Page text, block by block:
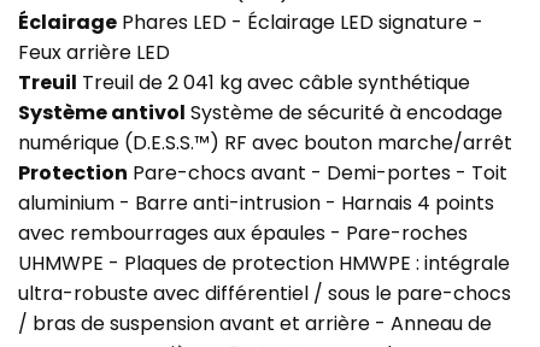
Éclairage Phares LED - Éclairage LED signature -
Feux arrière LED
Treuil Treuil de 2 041 kg avec câble synthétique
Système antivol Système de sécurité à encodage
numérique (D.E.S.S.™) RF avec bouton marche/arrêt
Protection Pare-chocs avant - Demi-portes - Toit
aluminium - Barre anti-intrusion - Harnais 4 points
avec rembourrages aux épaules - Pare-roches
UHMWPE - Plaques de protection HMWPE : intégrale
ultra-robuste avec différentiel / sous le pare-chocs
/ bras de suspension avant et arrière - Anneau de